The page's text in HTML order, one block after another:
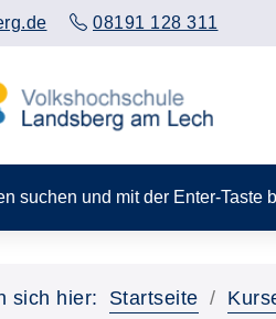
08191 128 311
und mit der Enter-
sich hier: Startseite